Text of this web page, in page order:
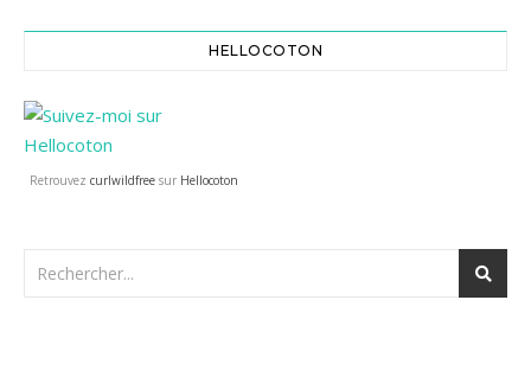
HELLOCOTON
Retrouvez curlwildfree sur Hellocoton